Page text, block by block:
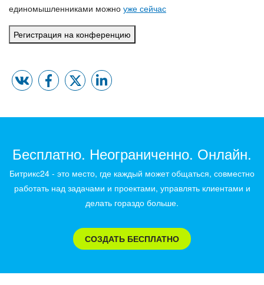
единомышленниками можно уже сейчас
Регистрация на конференцию
Бесплатно. Неограниченно. Онлайн.
Битрикс24 - это место, где каждый может общаться, совместно
работать над задачами и проектами, управлять клиентами и
делать гораздо больше.
СОЗДАТЬ БЕСПЛАТНО